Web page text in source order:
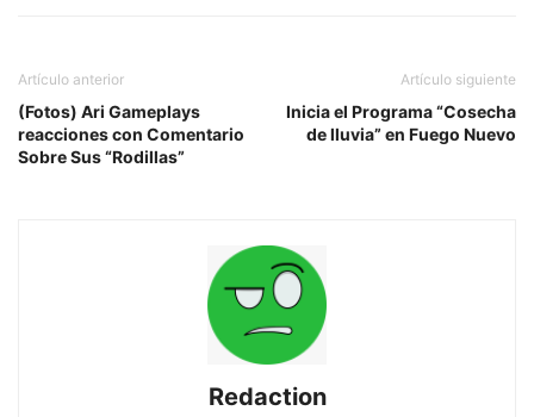
Artículo anterior
(Fotos) Ari Gameplays
reacciones con Comentario
Sobre Sus “Rodillas”
Artículo siguiente
Inicia el Programa “Cosecha
de lluvia” en Fuego Nuevo
Redaction